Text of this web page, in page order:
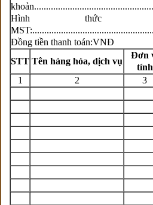
Hình thức thanh
Đồng tiền thanh toán:VNĐ
STT Tên hàng hóa, dịch vụ
Đơn
tính
1
2 3